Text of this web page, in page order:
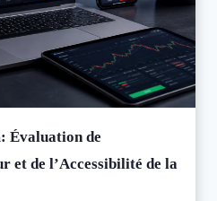
Évaluation de
et de l’Accessibilité de la